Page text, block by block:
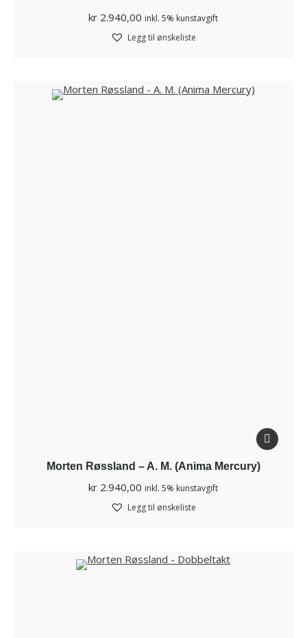
kr 2.940,00 inkl. 5% kunstavgift
Legg til ønskeliste
Morten Røssland – A. M. (Anima Mercury)
kr 2.940,00 inkl. 5% kunstavgift
Legg til ønskeliste